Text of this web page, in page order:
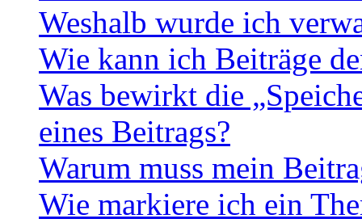
Weshalb wurde ich
Wie kann ich Beiträge
Was bewirkt die
eines Beitrags?
Warum muss mein
Wie markiere ich ein